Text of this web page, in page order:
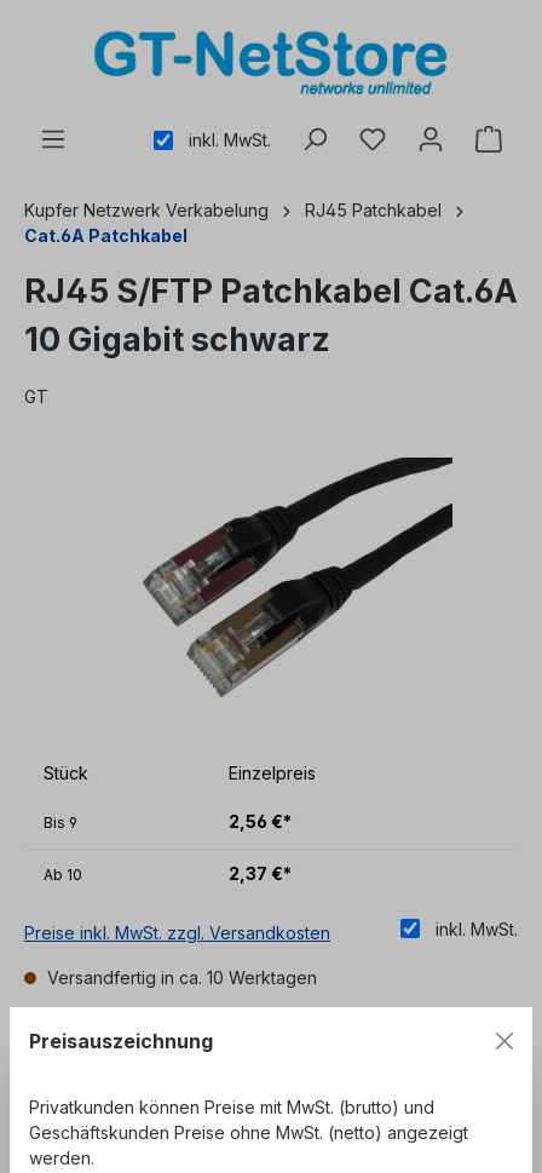
inkl. MwSt.
Kupfer Netzwerk Verkabelung
RJ45 Patchkabel
Cat.6A Patchkabel
RJ45 S/FTP Patchkabel Cat.6A
10 Gigabit schwarz
GT
Stück Einzelpreis
Bis 9 2,56 €*
Ab 10 2,37 €*
inkl. MwSt.
Preise inkl. MwSt. zzgl. Versandkosten
Versandfertig in ca. 10 Werktagen
Länge auswählen
Unser Angebot richtet sich ausschließlich an
Preisauszeichnung
Privatkunden können Preise mit MwSt. (brutto) und
Geschäftskunden Preise ohne MwSt. (netto) angezeigt
werden.